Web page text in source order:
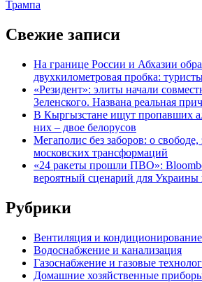
Трампа
Свежие записи
На границе России и Абхазии
двухкилометровая пробка:
«Резидент»: элиты начали
Зеленского. Названа реальная
В Кыргызстане ищут пропавших
них – двое белорусов
Мегаполис без заборов: о
московских трансформаций
«24 ракеты прошли ПВО»:
вероятный сценарий для Украины
Рубрики
Вентиляция и кондиционирование
Водоснабжение и канализация
Газоснабжение и газовые
Домашние хозяйственные